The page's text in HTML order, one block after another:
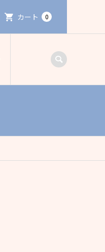
カート 0